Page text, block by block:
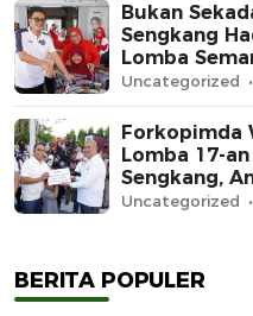
Bukan
Sengkang
Lomba
Uncategorized
Forkopimda
Lomba 17-
Sengkang,
Krupuk
Uncategorized
BERITA POPULER